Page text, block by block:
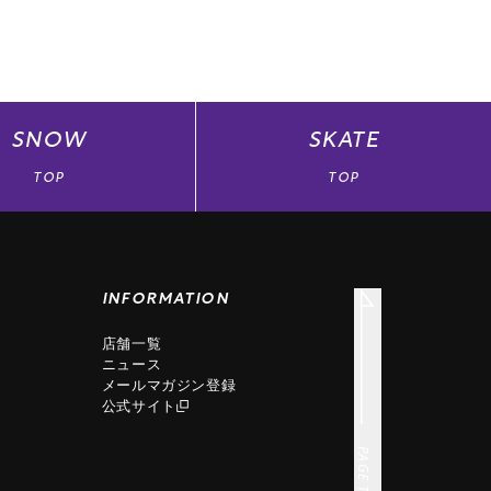
SNOW
TOP
SKATE
TOP
INFORMATION
店舗一覧
ニュース
メールマガジン登録
公式サイト